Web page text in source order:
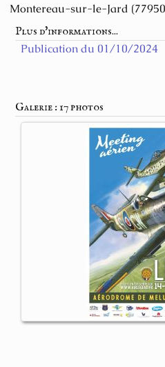
Montereau-sur-le-Jard
Plus d'informations...
Publication du 01/10/2024
Galerie : 17 photos